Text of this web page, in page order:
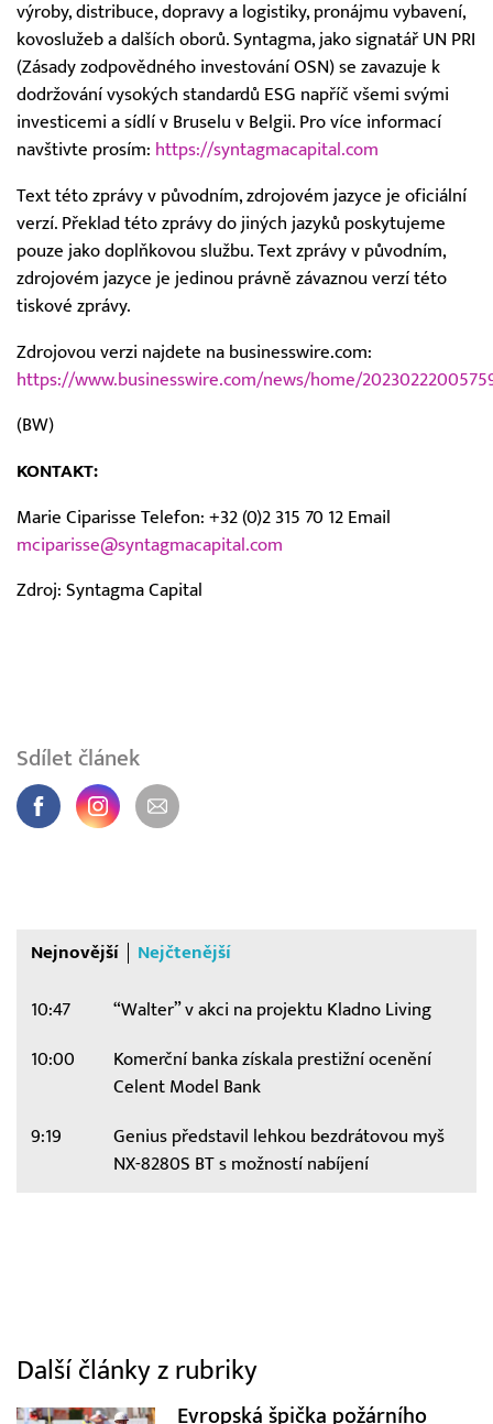
výroby, distribuce, dopravy a logistiky, pronájmu vybavení,
kovoslužeb a dalších oborů. Syntagma, jako signatář UN PRI
(Zásady zodpovědného investování OSN) se zavazuje k
dodržování vysokých standardů ESG napříč všemi svými
investicemi a sídlí v Bruselu v Belgii. Pro více informací
navštivte prosím: https://syntagmacapital.com
Text této zprávy v původním, zdrojovém jazyce je oficiální
verzí. Překlad této zprávy do jiných jazyků poskytujeme
pouze jako doplňkovou službu. Text zprávy v původním,
zdrojovém jazyce je jedinou právně závaznou verzí této
tiskové zprávy.
Zdrojovou verzi najdete na businesswire.com:
https://www.businesswire.com/news/home/
(BW)
KONTAKT:
Marie Ciparisse Telefon: +32 (0)2 315 70 12 Email
mciparisse@syntagmacapital.com
Zdroj: Syntagma Capital
Sdílet článek
Nejnovější Nejčtenější
10:47 “Walter” v akci na projektu Kladno Living
10:00
Komerční banka získala prestižní ocenění
Celent Model Bank
9:19
Genius představil lehkou bezdrátovou myš
NX-8280S BT s možností nabíjení
Další články z rubriky
Evropská špička požárního